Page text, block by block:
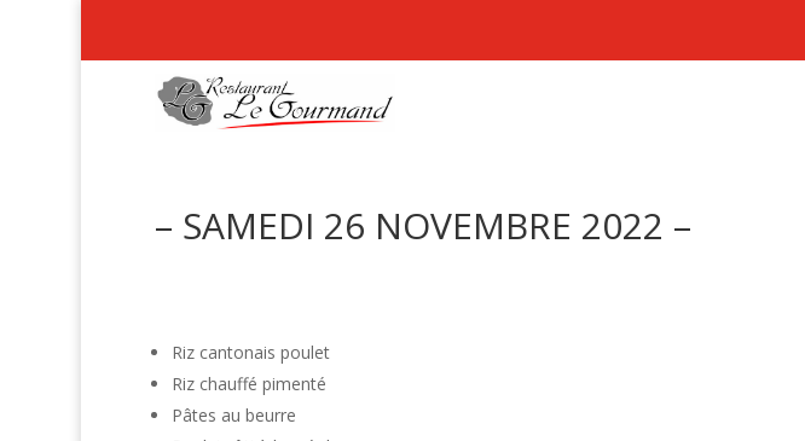
– SAMEDI 26 NOVEMBRE 2022 –
Riz cantonais poulet
Riz chauffé pimenté
Pâtes au beurre